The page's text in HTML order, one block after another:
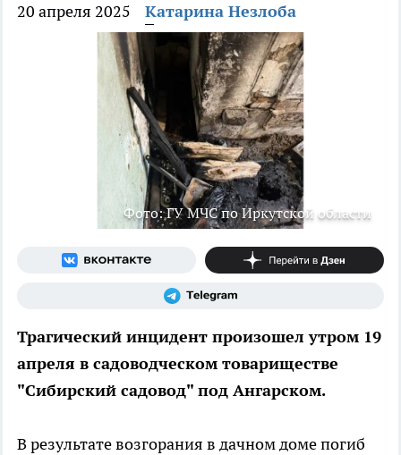
20 апреля 2025 Катарина Незлоба
Фото: ГУ МЧС по Иркутской области
Трагический инцидент произошел утром 19
апреля в садоводческом товариществе
"Сибирский садовод" под Ангарском.
В результате возгорания в дачном доме погиб